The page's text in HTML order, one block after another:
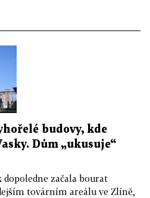
budovy, kde
Dům „ukusuje“
začala bourat
továrním areálu ve Zlíně,